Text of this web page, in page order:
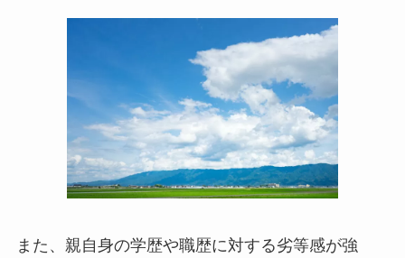
また、親自身の学歴や職歴に対する劣等感が強